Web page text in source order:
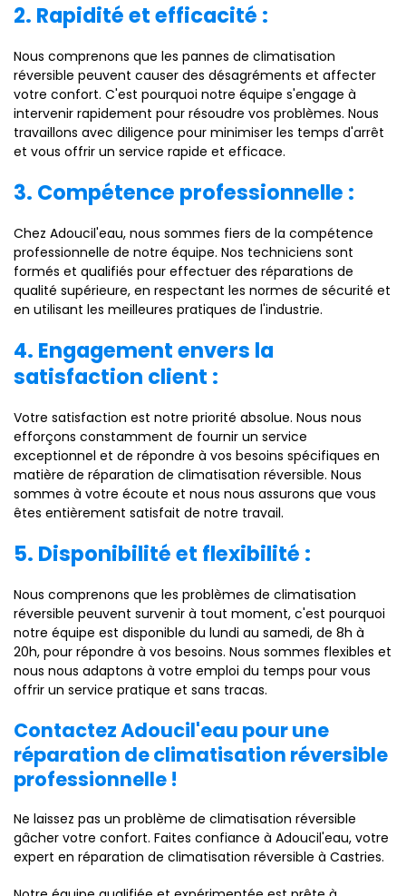
2. Rapidité et efficacité :
Nous comprenons que les pannes de climatisation
réversible peuvent causer des désagréments et affecter
votre confort. C'est pourquoi notre équipe s'engage à
intervenir rapidement pour résoudre vos problèmes. Nous
travaillons avec diligence pour minimiser les temps d'arrêt
et vous offrir un service rapide et efficace.
3. Compétence professionnelle :
Chez Adoucil'eau, nous sommes fiers de la compétence
professionnelle de notre équipe. Nos techniciens sont
formés et qualifiés pour effectuer des réparations de
qualité supérieure, en respectant les normes de sécurité et
en utilisant les meilleures pratiques de l'industrie.
4. Engagement envers la
satisfaction client :
Votre satisfaction est notre priorité absolue. Nous nous
efforçons constamment de fournir un service
exceptionnel et de répondre à vos besoins spécifiques en
matière de réparation de climatisation réversible. Nous
sommes à votre écoute et nous nous assurons que vous
êtes entièrement satisfait de notre travail.
5. Disponibilité et flexibilité :
Nous comprenons que les problèmes de climatisation
réversible peuvent survenir à tout moment, c'est pourquoi
notre équipe est disponible du lundi au samedi, de 8h à
20h, pour répondre à vos besoins. Nous sommes flexibles et
nous nous adaptons à votre emploi du temps pour vous
offrir un service pratique et sans tracas.
Contactez Adoucil'eau pour une
réparation de climatisation réversible
professionnelle !
Ne laissez pas un problème de climatisation réversible
gâcher votre confort. Faites confiance à Adoucil'eau, votre
expert en réparation de climatisation réversible à Castries.